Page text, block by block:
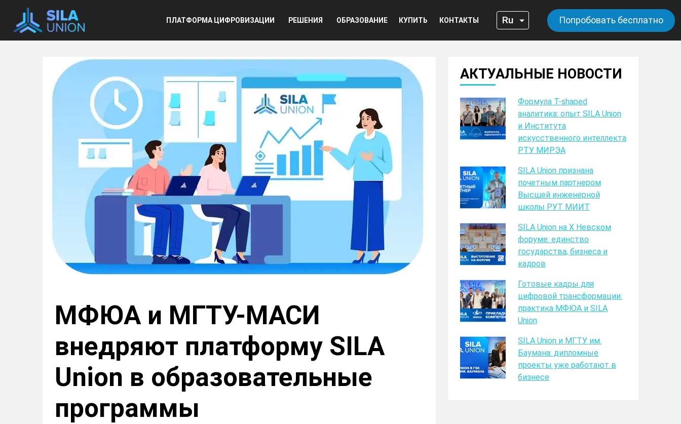
Основная навигация
ПЛАТФОРМА ЦИФРОВИЗАЦИИ РЕШЕНИЯ ОБРАЗОВАНИЕ КУПИТЬ КОНТАКТЫ Попробовать бесплатно
МФЮА и МГТУ-МАСИ
внедряют платформу SILA
Union в образовательные
программы
АКТУАЛЬНЫЕ НОВОСТИ
Формула T-shaped
аналитика: опыт SILA Union
и Института
искусственного интеллекта
РТУ МИРЭА
SILA Union признана
почетным партнером
Высшей инженерной
школы РУТ МИИТ
SILA Union на X Невском
форуме: единство
государства, бизнеса и
кадров
Готовые кадры для
цифровой трансформации:
практика МФЮА и SILA
Union
SILA Union и МГТУ им.
Баумана: дипломные
проекты уже работают в
бизнесе